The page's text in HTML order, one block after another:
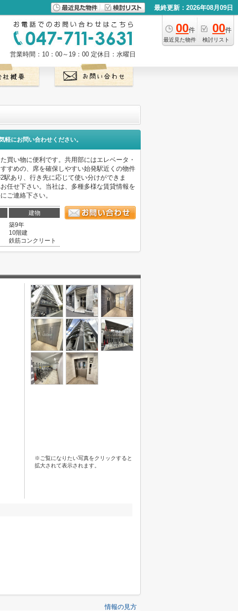
最終更新：2026年08月09日
00件
最近見た物件
00件
検討リスト
営業時間：10：00～19：00 定休日：水曜日
軽にお問い合わせください。
買い物に便利です。共用部にはエレベータ・
すめの、席を確保しやすい始発駅近くの物件
あり、行き先に応じて使い分けができま
任せ下さい。当社は、多種多様な賃貸情報を
ご連絡下さい。
建物
築9年
10階建
鉄筋コンクリート
※ご覧になりたい写真をクリックすると
拡大されて表示されます。
情報の見方